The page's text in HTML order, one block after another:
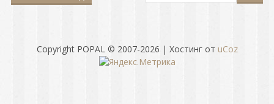
Copyright POPAL © 2007-2026 | Хостинг от uCoz